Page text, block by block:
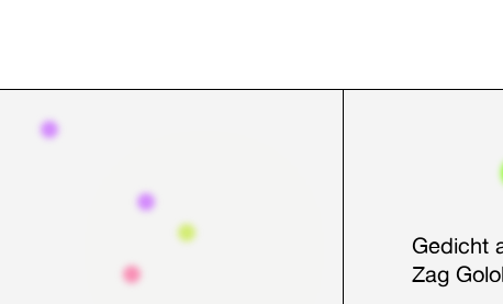
Gedicht
Zag